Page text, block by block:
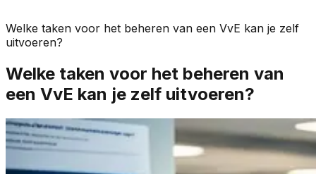
Welke taken voor het beheren van een VvE kan je zelf
uitvoeren?
Welke taken voor het beheren van
een VvE kan je zelf uitvoeren?